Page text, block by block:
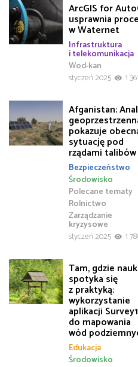
ArcGIS for
usprawnia
w Waternet
Infrastruktura
i telekomunikacja
Wod-kan
styczeń 2025
1 361
Afganistan:
pokazuje
sytuację pod
rządami talibów
Bezpieczeństwo
Polecane tematy
Rolnictwo
Środowisko
Zarządzanie
kryzysowe
styczeń 2025
1
Tam, gdzie
spotyka się
z praktyką:
wykorzystanie
aplikacji
do mapowania
wód
Edukacja
Środowisko